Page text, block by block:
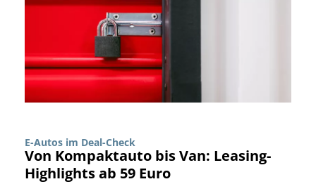
E-Autos im Deal-Check
Von Kompaktauto bis Van: Leasing-
Highlights ab 59 Euro